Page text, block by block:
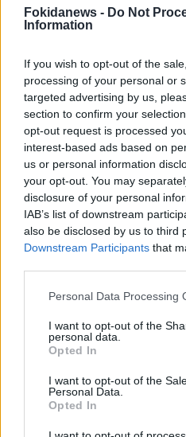
Fokidanews - Do Not
Information
If you wish to opt-out of the
processing of your personal or
targeted advertising by us,
section to confirm your
opt-out request is processed
interest-based ads based on
us or personal information
your opt-out. You may
disclosure of your personal
IAB’s list of downstream
also be disclosed by us to third
Downstream Participants that
Personal Data Processing
I want to opt-out of the
personal data.
Opted In
I want to opt-out of the
Personal Data.
Opted In